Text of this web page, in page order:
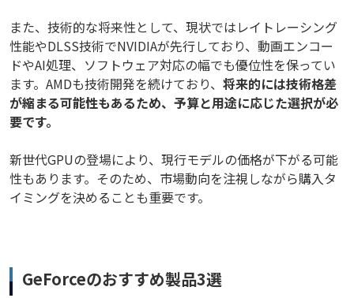
また、技術的な将来性として、現状ではレイトレーシング
性能やDLSS技術でNVIDIAが先行しており、動画エンコー
ドやAI処理、ソフトウェア対応の幅でも優位性を保ってい
ます。AMDも技術開発を続けており、 将来的には技術格差
が縮まる可能性もあるため、予算と用途に応じた選択が必
要です。
新世代GPUの登場により、現行モデルの価格が下がる可能
性もあります。そのため、市場動向を注視しながら購入タ
イミングを決めることも重要です。
GeForceのおすすめ製品3選